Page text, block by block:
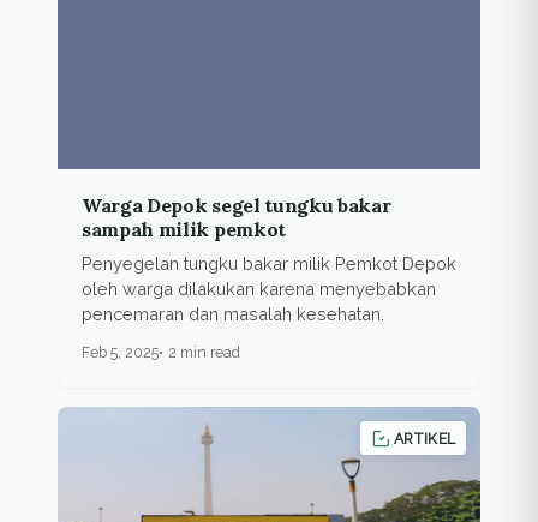
Warga Depok segel tungku bakar
sampah milik pemkot
Penyegelan tungku bakar milik Pemkot Depok
oleh warga dilakukan karena menyebabkan
pencemaran dan masalah kesehatan.
Feb 5, 2025 2 min read
ARTIKEL